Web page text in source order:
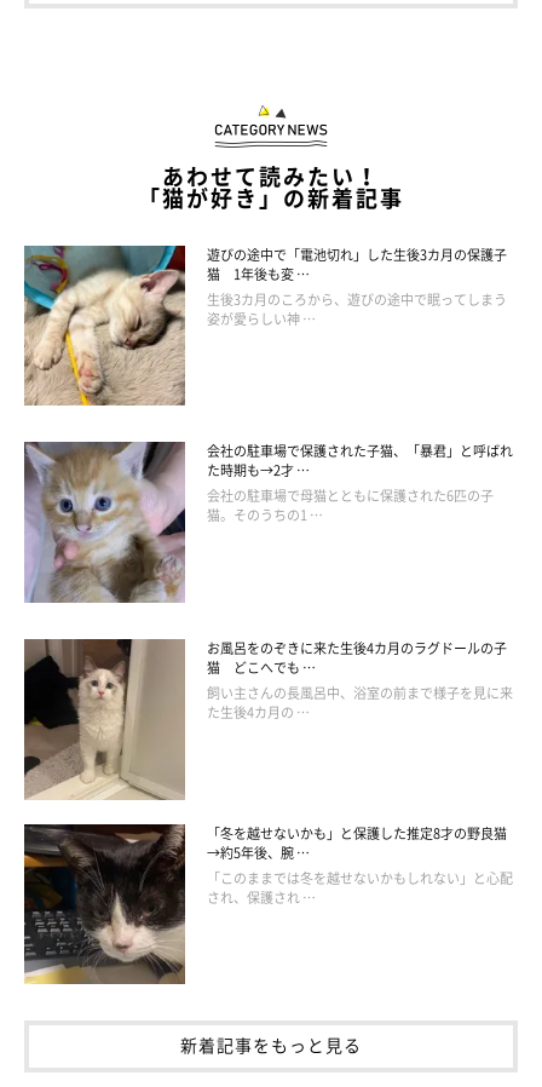
食べている途中、ししまるはチラチラとこちらへ視線を送ってき
目があったら最後、またもらえると勘違いしたししまるが、おね
「ししまるさん、ご飯はさっき食べたばかりじゃないか…」
そう思いながら、結局は猫用おやつをあげてしまう私なのでし
た。
あわせて読みたい！
「猫が好き」の新着記事
遊びの途中で「電池切れ」した生後3カ月の保護子
猫 1年後も変 …
生後3カ月のころから、遊びの途中で眠ってしまう
姿が愛らしい神 …
会社の駐車場で保護された子猫、「暴君」と呼ばれ
た時期も→2才 …
会社の駐車場で母猫とともに保護された6匹の子
猫。そのうちの1 …
お風呂をのぞきに来た生後4カ月のラグドールの子
猫 どこへでも …
飼い主さんの長風呂中、浴室の前まで様子を見に来
た生後4カ月の …
「冬を越せないかも」と保護した推定8才の野良猫
→約5年後、腕 …
「このままでは冬を越せないかもしれない」と心配
され、保護され …
新着記事をもっと見る